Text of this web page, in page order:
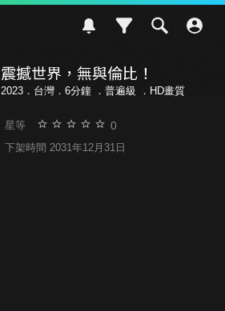
震撼世界，無與倫比！
2023．台灣．6分鐘 ． 普遍級 ．HD畫質
星等 0
下架時間 2031年12月31日